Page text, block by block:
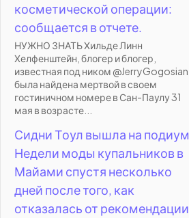
косметической операции:
сообщается в отчете.
НУЖНО ЗНАТЬ Хильде Линн
Хелфенштейн, блогер и блогер,
известная под ником @JerryGogosian,
была найдена мертвой в своем
гостиничном номере в Сан-Паулу 31
мая в возрасте...
Сидни Тоул вышла на подиум
Недели моды купальников в
Майами спустя несколько
дней после того, как
отказалась от рекомендации